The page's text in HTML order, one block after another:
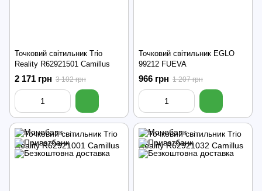
Точковий світильник Trio
Reality R62921501 Camillus
2 171 грн 3 102 грн
Точковий світильник EGLO
99212 FUEVA
966 грн 1 207 грн